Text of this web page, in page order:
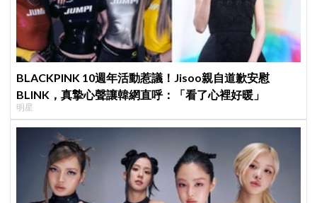
BLACKPINK 10週年活動惹議！Jisoo親自道歉安慰
BLINK，真摯心聲讓韓網直呼：「看了心裡好暖」
明星